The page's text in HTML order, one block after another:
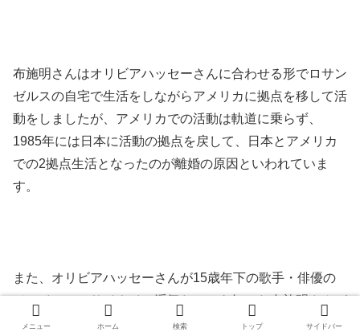
布施明さんはオリビアハッセーさんに合わせる形でロサン
ゼルスの自宅で生活をしながらアメリカに拠点を移して活
動をしましたが、アメリカでの活動は軌道に乗らず、
1985年には日本に活動の拠点を戻して、日本とアメリカ
での2拠点生活となったのが離婚の原因といわれていま
す。
また、オリビアハッセーさんが15歳年下の歌手・俳優の
ジェイソン・サイナイと浮気たことを知った布施明さんが
1週間アメリカに滞在後に帰国したということも言われて
メニュー ホーム 検索 トップ サイドバー